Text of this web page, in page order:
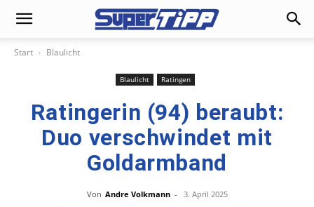
Start Blaulicht
Blaulicht Ratingen
Ratingerin (94) beraubt:
Duo verschwindet mit
Goldarmband
Von Andre Volkmann - 3. April 2025